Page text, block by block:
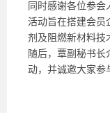
同时感谢各位参
活动旨在搭建会员
剂及阻燃新材料技
随后，覃副秘书长
动，并诚邀大家参